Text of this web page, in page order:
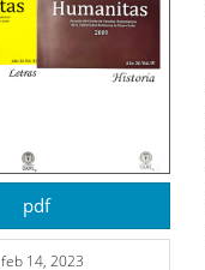
pdf
feb 14, 2023